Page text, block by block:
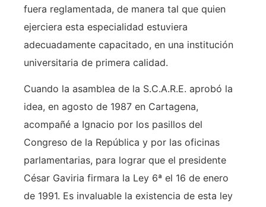
fuera reglamentada, de manera tal que quien
ejerciera esta especialidad estuviera
adecuadamente capacitado, en una institución
universitaria de primera calidad.
Cuando la asamblea de la S.C.A.R.E. aprobó la
idea, en agosto de 1987 en Cartagena,
acompañé a Ignacio por los pasillos del
Congreso de la República y por las oficinas
parlamentarias, para lograr que el presidente
César Gaviria firmara la Ley 6ª el 16 de enero
de 1991. Es invaluable la existencia de esta ley